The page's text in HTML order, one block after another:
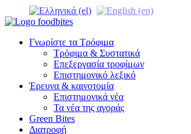
Γνωρίστε τα Τρόφιμα
Τρόφιμα & Συστατικά
Επεξεργασία τροφίμων
Επιστημονικό λεξικό
Έρευνα & καινοτομία
Επιστημονικά νέα
Τα νέα της αγοράς
Green Bites
Διατροφή